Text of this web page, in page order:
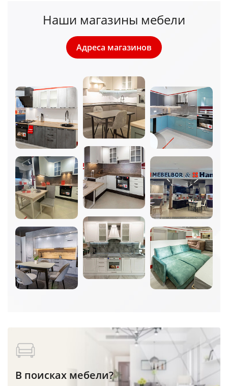
Наши магазины мебели
Адреса магазинов
В поисках мебели?